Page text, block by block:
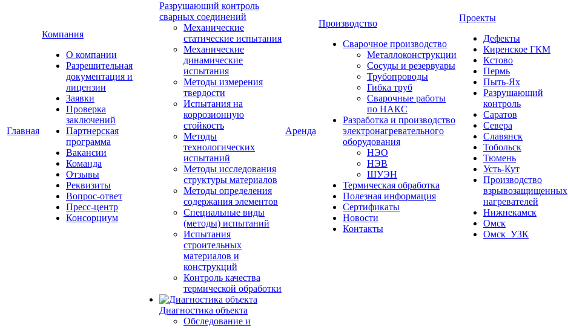
Главная
Компания
О компании
Разрешительная
документация и
лицензии
Заявки
Проверка
заключений
Партнерская
программа
Вакансии
Команда
Отзывы
Реквизиты
Вопрос-ответ
Пресс-центр
Консорциум
Разрушающий контроль
сварных соединений
Механические
статические испытания
Механические
динамические
испытания
Методы измерения
твердости
Испытания на
коррозионную
стойкость
Методы
технологических
испытаний
Методы исследования
структуры материалов
Методы определения
содержания элементов
Специальные виды
(методы) испытаний
Испытания
строительных
материалов и
конструкций
Контроль качества
термической обработки
Диагностика объекта
Обследование и
Аренда
Производство
Сварочное производство
Металлоконструкции
Сосуды и резервуары
Трубопроводы
Гибка труб
Сварочные работы
по НАКС
Разработка и производство
электронагревательного
оборудования
НЭО
НЭВ
ШУЭН
Термическая обработка
Полезная информация
Сертификаты
Новости
Контакты
Проекты
Дефекты
Киренское ГКМ
Кстово
Пермь
Пыть-Ях
Разрушающий
контроль
Саратов
Севера
Славянск
Тобольск
Тюмень
Усть-Кут
Производство
взрывозащищенных
нагревателей
Нижнекамск
Омск
Омск_УЗК